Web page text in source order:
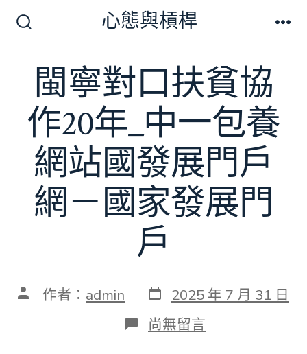
切
開
關
心態與槓桿
閩寧對口扶貧協
作20年_中一包養
網站國發展門戶
網－國家發展門
戶
文 作者： admin 發
表
日
期
2025 年 7 月 31 日
在
〈閩
尚無留言